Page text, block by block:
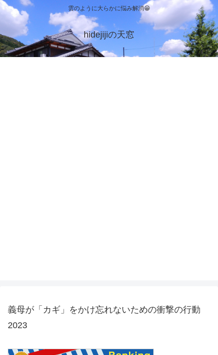
雲のように大らかに悩み解消😁
hidejijiの天窓
義母が「カギ」をかけ忘れないための衝撃の行動
2023